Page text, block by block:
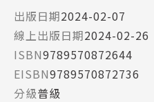
出版日期2024-02-07
線上出版日期2024-02-26
ISBN9789570872644
EISBN9789570872736
分級普級